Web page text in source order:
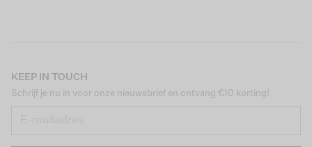
KEEP IN TOUCH
Schrijf je nu in voor onze nieuwsbrief en ontvang €10 korting!